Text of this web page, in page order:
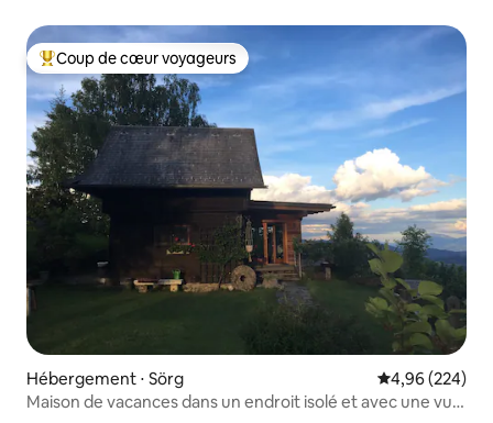
Coups de cœur voyageurs les plus appréciés
Coup de cœur voyageurs
Hébergement ⋅ Sörg Évaluation
4,96 (224)
Maison de vacances dans un endroit isolé et avec une vue